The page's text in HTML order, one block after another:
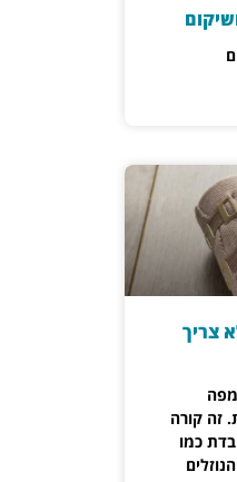
צריך
זה קורה
כמו